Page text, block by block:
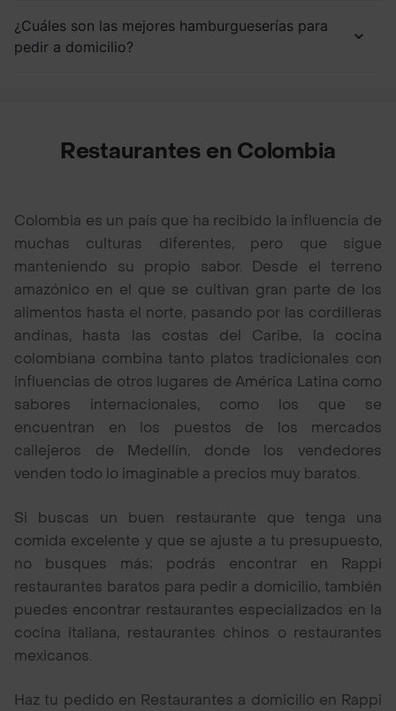
¿Cuáles son las mejores hamburgueserías para
pedir a domicilio?
Restaurantes en Colombia
Colombia es un país que ha recibido la influencia de
muchas culturas diferentes, pero que sigue
manteniendo su propio sabor. Desde el terreno
amazónico en el que se cultivan gran parte de los
alimentos hasta el norte, pasando por las cordilleras
andinas, hasta las costas del Caribe, la cocina
colombiana combina tanto platos tradicionales con
influencias de otros lugares de América Latina como
sabores internacionales, como los que se
encuentran en los puestos de los mercados
callejeros de Medellín, donde los vendedores
venden todo lo imaginable a precios muy baratos.
Si buscas un buen restaurante que tenga una
comida excelente y que se ajuste a tu presupuesto,
no busques más; podrás encontrar en Rappi
restaurantes baratos para pedir a domicilio, también
puedes encontrar restaurantes especializados en la
cocina italiana, restaurantes chinos o restaurantes
mexicanos.
Haz tu pedido en Restaurantes a domicilio en Rappi